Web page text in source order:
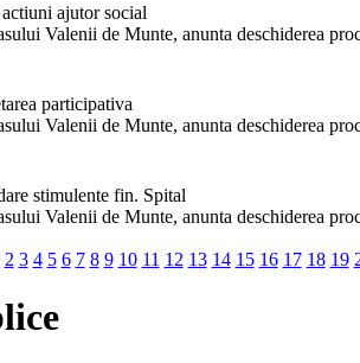
ajutor social
Valenii de Munte, anunta deschiderea
participativa
Valenii de Munte, anunta deschiderea
stimulente fin. Spital
Valenii de Munte, anunta deschiderea
2 3 4 5 6 7 8 9 10 11 12 13 14 15 16 17 18 19